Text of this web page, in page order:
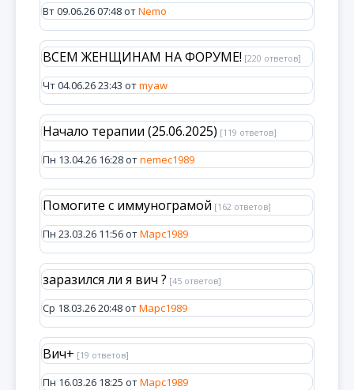
Вт 09.06.26 07:48 отNemo
ВСЕМ ЖЕНЩИНАМ НА ФОРУМЕ! [220 ответов]
Чт 04.06.26 23:43 отmyaw
Начало терапии (25.06.2025) [119 ответов]
Пн 13.04.26 16:28 отnemec1989
Помогите с иммунограмой [162 ответов]
Пн 23.03.26 11:56 отМарс1989
заразился ли я вич ? [45 ответов]
Ср 18.03.26 20:48 отМарс1989
Вич+ [19 ответов]
Пн 16.03.26 18:25 отМарс1989